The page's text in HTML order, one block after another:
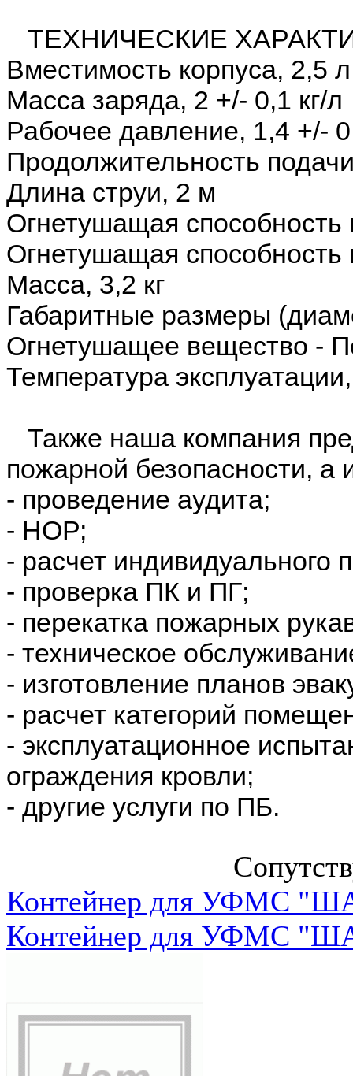
ТЕХНИЧЕСКИЕ
Вместимость корпуса, 2,5 л
Масса заряда, 2 +/- 0,1 кг/л
Рабочее давление, 1,4 +/-
Продолжительность
Длина струи, 2 м
Огнетушащая способность
Огнетушащая способность
Масса, 3,2 кг
Габаритные размеры
Огнетушащее вещество -
Температура
Также наша компания
пожарной безопасности, а
- проведение аудита;
- НОР;
- расчет индивидуального
- проверка ПК и ПГ;
- перекатка пожарных
- техническое
- изготовление планов
- расчет категорий
- эксплуатационное
ограждения кровли;
- другие услуги по ПБ.
Контейнер для УФМС
Контейнер для УФМС